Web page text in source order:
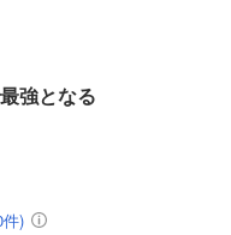
強となる
件)